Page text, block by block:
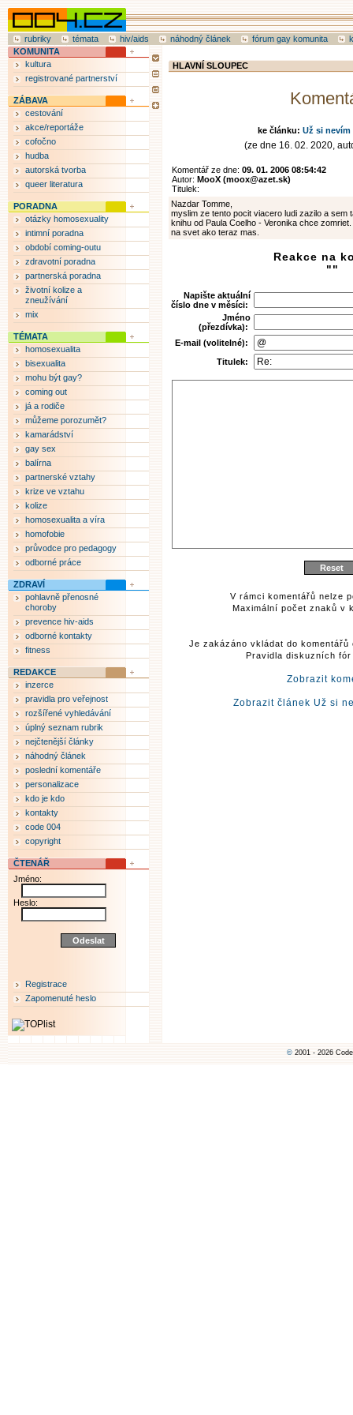
rubriky témata hiv/aids náhodný článek fórum gay komunita
HLAVNÍ SLOUPEC
ke článku: Už si nevím
(ze dne 16. 02. 2020,
Komentář ze dne: 09. 01. 2006 08:54:42
Autor: MooX (moox@azet.sk)
Titulek:
Nazdar Tomme,
myslim ze tento pocit viacero ludi zazilo a sem
knihu od Paula Coelho - Veronika chce
na svet ako teraz mas.
Reakce na
""
Napište aktuální
číslo dne v měsíci:
Jméno
(přezdívka):
E-mail (volitelné):
Titulek:
V rámci komentářů nelze
Maximální počet znaků v
Je zakázáno vkládat do
Pravidla diskuzních
Zobrazit
Zobrazit článek Už si
KOMUNITA
kultura
registrované partnerství
ZÁBAVA
cestování
akce/reportáže
cofočno
hudba
autorská tvorba
queer literatura
PORADNA
otázky homosexuality
intimní poradna
období coming-outu
zdravotní poradna
partnerská poradna
životní kolize a
zneužívání
mix
TÉMATA
homosexualita
bisexualita
mohu být gay?
coming out
já a rodiče
můžeme porozumět?
kamarádství
gay sex
balírna
partnerské vztahy
krize ve vztahu
kolize
homosexualita a víra
homofobie
průvodce pro pedagogy
odborné práce
ZDRAVÍ
pohlavně přenosné
choroby
prevence hiv-aids
odborné kontakty
fitness
REDAKCE
inzerce
pravidla pro veřejnost
rozšířené vyhledávání
úplný seznam rubrik
nejčtenější články
náhodný článek
poslední komentáře
personalizace
kdo je kdo
kontakty
code 004
copyright
ČTENÁŘ
Jméno:
Heslo:
Registrace
Zapomenuté heslo
© 2001 - 2026